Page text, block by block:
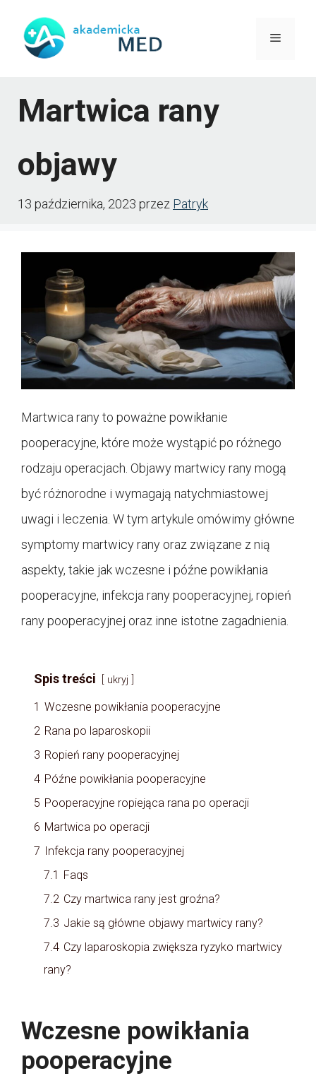
Menu
Martwica rany
objawy
13 października, 2023 przez Patryk
Martwica rany to poważne powikłanie
pooperacyjne, które może wystąpić po różnego
rodzaju operacjach. Objawy martwicy rany mogą
być różnorodne i wymagają natychmiastowej
uwagi i leczenia. W tym artykule omówimy główne
symptomy martwicy rany oraz związane z nią
aspekty, takie jak wczesne i późne powikłania
pooperacyjne, infekcja rany pooperacyjnej, ropień
rany pooperacyjnej oraz inne istotne zagadnienia.
Spis treści ukryj
1 Wczesne powikłania pooperacyjne
2 Rana po laparoskopii
3 Ropień rany pooperacyjnej
4 Późne powikłania pooperacyjne
5 Pooperacyjne ropiejąca rana po operacji
6 Martwica po operacji
7 Infekcja rany pooperacyjnej
7.1 Faqs
7.2 Czy martwica rany jest groźna?
7.3 Jakie są główne objawy martwicy rany?
7.4 Czy laparoskopia zwiększa ryzyko martwicy
rany?
Wczesne powikłania
pooperacyjne